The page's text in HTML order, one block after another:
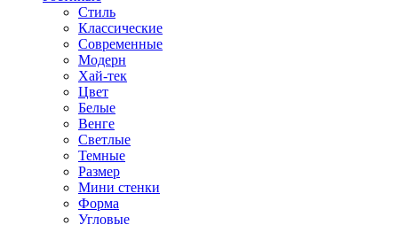
Стиль
Классические
Современные
Модерн
Хай-тек
Цвет
Белые
Венге
Светлые
Темные
Размер
Мини стенки
Форма
Угловые